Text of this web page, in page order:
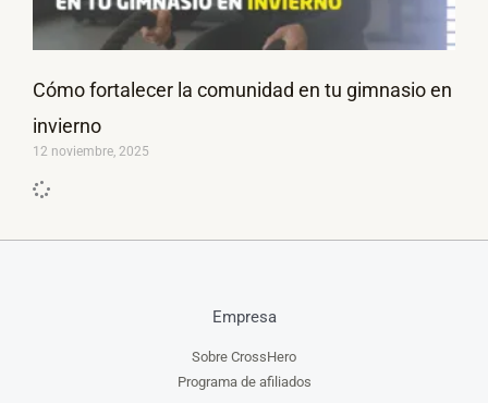
Cómo fortalecer la comunidad en tu gimnasio en
invierno
12 noviembre, 2025
Empresa
Sobre CrossHero
Programa de afiliados